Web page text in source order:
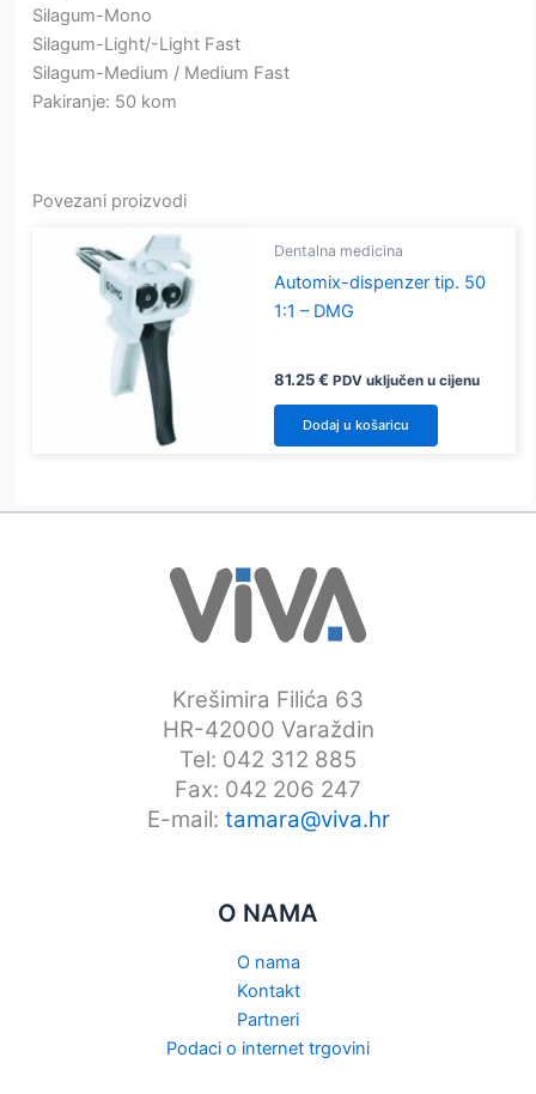
Silagum-Mono
Silagum-Light/-Light Fast
Silagum-Medium / Medium Fast
Pakiranje: 50 kom
Povezani proizvodi
Dentalna medicina
Automix-dispenzer tip. 50
1:1 – DMG
81.25€ PDV uključen u cijenu
Dodaj u košaricu
Krešimira Filića 63
HR-42000 Varaždin
Tel: 042 312 885
Fax: 042 206 247
E-mail: tamara@viva.hr
O NAMA
O nama
Kontakt
Partneri
Podaci o internet trgovini